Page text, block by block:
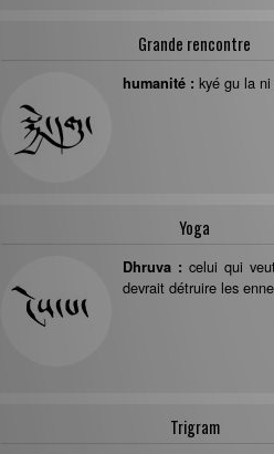
Grande rencontre
humanité : kyé gu la
Yoga
Dhruva : celui qui
devrait détruire les
Trigram